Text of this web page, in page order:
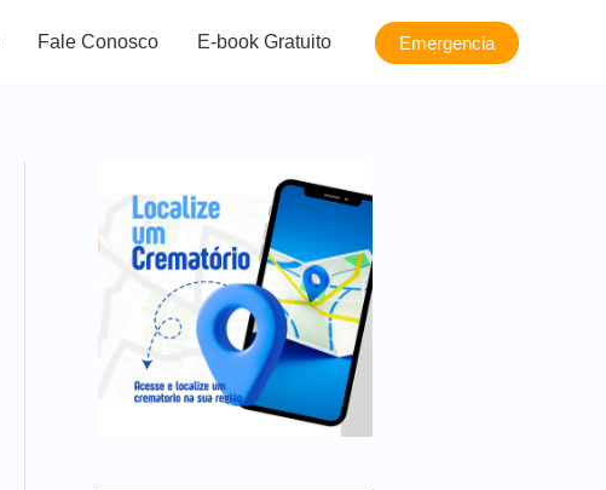
Fale Conosco E-book Gratuito Emergencia